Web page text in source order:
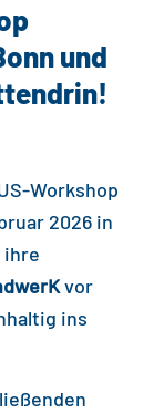
und
Workshop
2026 in
ihre
vor
ins